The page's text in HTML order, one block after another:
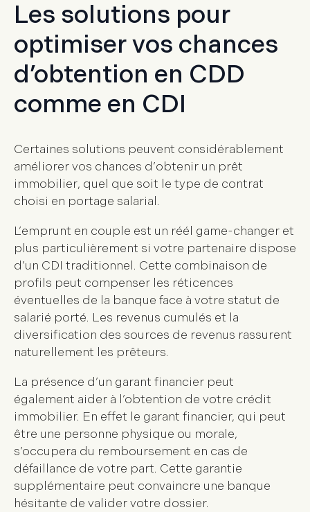
Les solutions pour
optimiser vos chances
d’obtention en CDD
comme en CDI
Certaines solutions peuvent considérablement
améliorer vos chances d’obtenir un prêt
immobilier, quel que soit le type de contrat
choisi en portage salarial.
L’emprunt en couple est un réél game-changer et
plus particulièrement si votre partenaire dispose
d’un CDI traditionnel. Cette combinaison de
profils peut compenser les réticences
éventuelles de la banque face à votre statut de
salarié porté. Les revenus cumulés et la
diversification des sources de revenus rassurent
naturellement les prêteurs.
La présence d’un garant financier peut
également aider à l’obtention de votre crédit
immobilier. En effet le garant financier, qui peut
être une personne physique ou morale,
s’occupera du remboursement en cas de
défaillance de votre part. Cette garantie
supplémentaire peut convaincre une banque
hésitante de valider votre dossier.